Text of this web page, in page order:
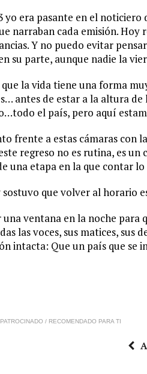
yo era pasante en el
narraban cada emisión.
Y no puedo evitar
su parte, aunque nadie la
la vida tiene una forma
antes de estar a la altura
el país, pero aquí
frente a estas cámaras con
regreso no es rutina, es
una etapa en la que contar
sostuvo que volver al horario
una ventana en la noche para
las voces, sus matices, sus
intacta: Que un país que se
/ RECOMENDADO PARA TI